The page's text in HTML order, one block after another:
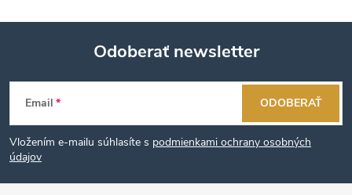
Z
á
p
Odoberať newsletter
Email
Vložením e-mailu súhlasíte s podmienkami ochrany osobných
údajov
ODOBERAŤ